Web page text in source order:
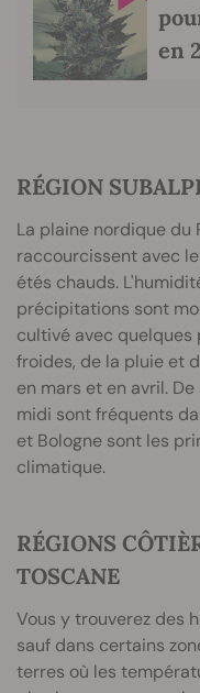
en
RÉGION
La plaine nordique du
raccourcissent avec
étés chauds.
précipitations sont
cultivé avec quelques
froides, de la pluie et
en mars et en avril.
midi sont fréquents
et Bologne sont les
climatique.
RÉGIONS
TOSCANE
Vous y trouverez des
sauf dans certains
terres où les